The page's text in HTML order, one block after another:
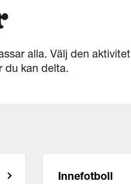
alla. Välj den aktivitet
du kan delta.
Innefotboll